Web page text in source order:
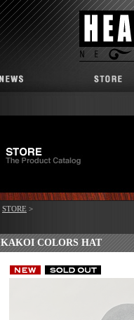
STORE >
KAKOI COLORS HAT